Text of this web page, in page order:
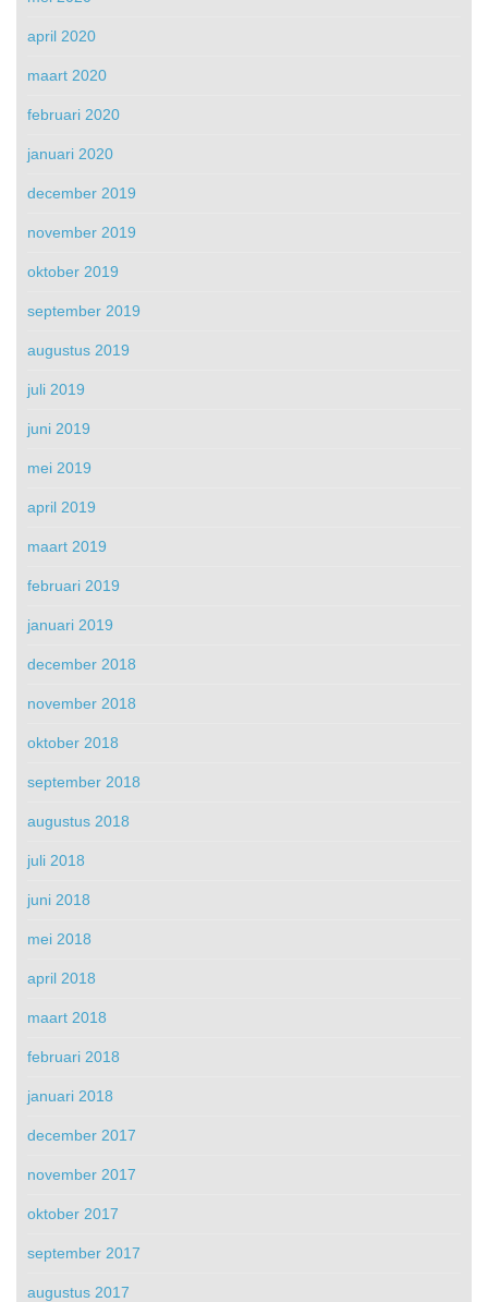
april 2020
maart 2020
februari 2020
januari 2020
december 2019
november 2019
oktober 2019
september 2019
augustus 2019
juli 2019
juni 2019
mei 2019
april 2019
maart 2019
februari 2019
januari 2019
december 2018
november 2018
oktober 2018
september 2018
augustus 2018
juli 2018
juni 2018
mei 2018
april 2018
maart 2018
februari 2018
januari 2018
december 2017
november 2017
oktober 2017
september 2017
augustus 2017